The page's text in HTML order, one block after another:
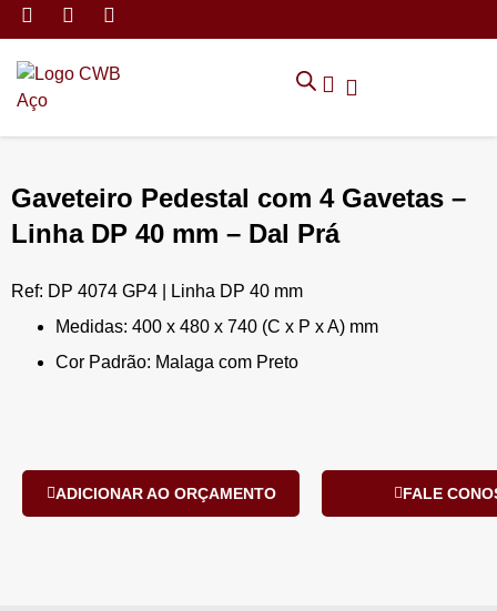
Gaveteiro Pedestal com 4 Gavetas –
Linha DP 40 mm – Dal Prá
Ref: DP 4074 GP4 | Linha DP 40 mm
Medidas: 400 x 480 x 740 (C x P x A) mm
Cor Padrão: Malaga com Preto
ADICIONAR AO ORÇAMENTO FALE